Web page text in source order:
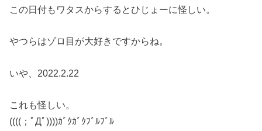
この日付もワタスからするとひじょーに怪しい。
やつらはゾロ目が大好きですからね。
いや、2022.2.22
これも怪しい。
((((；ﾟДﾟ))))ｶﾞｸｶﾞｸﾌﾞﾙﾌﾞﾙ